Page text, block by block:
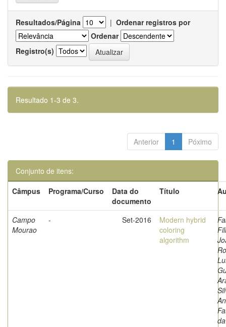
Resultados/Página | Ordenar registros por
Ordenar
Registro(s)
Resultado 1-3 de 3.
Anterior 1 Póximo
Conjunto de itens:
Câmpus
Programa/Curso
Data do
documento
Título
Campo
Mourao
- Set-2016
Modern hybrid
coloring
algorithm
da